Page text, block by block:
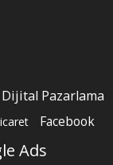
Dijital Pazarlama
Facebook
Ads